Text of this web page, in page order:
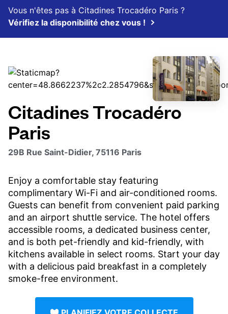
Vous n'êtes pas à Citadines Trocadéro Paris ?
Vérifiez la disponibilité chez vous !
Citadines Trocadéro
Paris
29B Rue Saint-Didier, 75116 Paris
Enjoy a comfortable stay featuring
complimentary Wi-Fi and air-conditioned rooms.
Guests can benefit from convenient paid parking
and an airport shuttle service. The hotel offers
accessible rooms, a dedicated business center,
and is both pet-friendly and kid-friendly, with
kitchens available in select rooms. Start your day
with a delicious paid breakfast in a completely
smoke-free environment.